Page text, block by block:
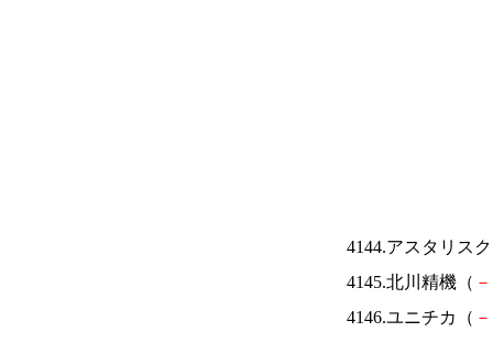
4144.アスタリス
4145.北川精機（ －
4146.ユニチカ（ －